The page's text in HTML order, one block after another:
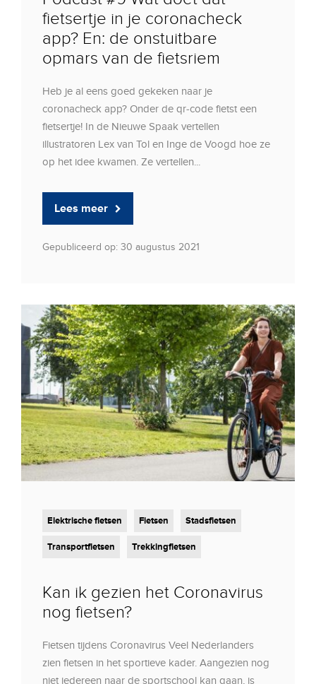
fietsertje in je coronacheck
app? En: de onstuitbare
opmars van de fietsriem
Heb je al eens goed gekeken naar je
coronacheck app? Onder de qr-code fietst een
fietsertje! In de Nieuwe Spaak vertellen
illustratoren Lex van Tol en Inge de Voogd hoe ze
op het idee kwamen. Ze vertellen...
Lees meer
Gepubliceerd op: 30 augustus 2021
Elektrische fietsen Fietsen Stadsfietsen
Transportfietsen Trekkingfietsen
Kan ik gezien het Coronavirus
nog fietsen?
Fietsen tijdens Coronavirus Veel Nederlanders
zien fietsen in het sportieve kader. Aangezien nog
niet iedereen naar de sportschool kan gaan, is